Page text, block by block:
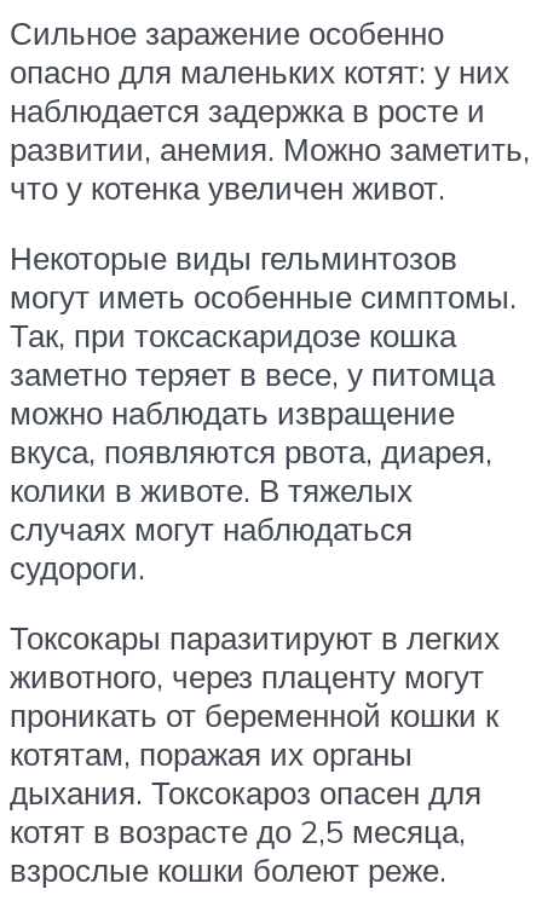
Сильное заражение особенно
опасно для маленьких котят: у них
наблюдается задержка в росте и
развитии, анемия. Можно заметить,
что у котенка увеличен живот.
Некоторые виды гельминтозов
могут иметь особенные симптомы.
Так, при токсаскаридозе кошка
заметно теряет в весе, у питомца
можно наблюдать извращение
вкуса, появляются рвота, диарея,
колики в животе. В тяжелых
случаях могут наблюдаться
судороги.
Токсокары паразитируют в легких
животного, через плаценту могут
проникать от беременной кошки к
котятам, поражая их органы
дыхания. Токсокароз опасен для
котят в возрасте до 2,5 месяца,
взрослые кошки болеют реже.